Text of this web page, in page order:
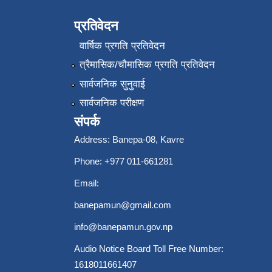
प्रतिवेदन
वार्षिक प्रगति प्रतिवेदन
त्रैमासिक/चौमासिक प्रगति प्रतिवेदन
सार्वजनिक सुनुवाई
सार्वजनिक परीक्षण
संपर्क
Address: Banepa-08, Kavre
Phone: +977 011-661281
Email:
banepamun@gmail.com
info@banepamun.gov.np
Audio Notice Board Toll Free Number:
1618011661407